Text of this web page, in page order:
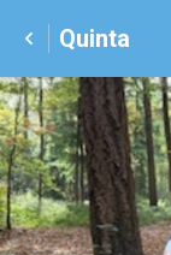
Quinta